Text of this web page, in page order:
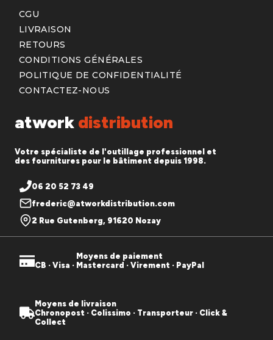
atwork distribution
Votre spécialiste de l'outillage professionnel et
des fournitures pour le bâtiment depuis 1998.
06 20 52 73 49
frederic@atworkdistribution.com
2 Rue Gutenberg, 91620 Nozay
CGU
LIVRAISON
RETOURS
CONDITIONS GÉNÉRALES
POLITIQUE DE CONFIDENTIALITÉ
CONTACTEZ-NOUS
Moyens de paiement
CB · Visa · Mastercard · Virement · PayPal
Moyens de livraison
Chronopost · Colissimo · Transporteur · Click &
Collect